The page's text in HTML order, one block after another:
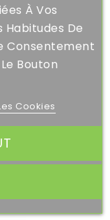
À Vos
Habitudes De
Consentement
Bouton
Cookies